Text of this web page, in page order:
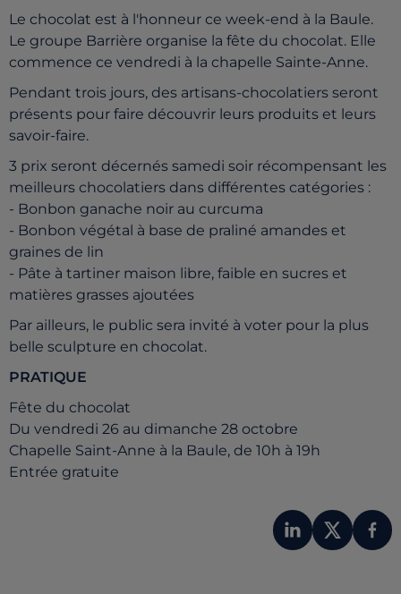
Le chocolat est à l'honneur ce week-end à la Baule.
Le groupe Barrière organise la fête du chocolat. Elle
commence ce vendredi à la chapelle Sainte-Anne.
Pendant trois jours, des artisans-chocolatiers seront
présents pour faire découvrir leurs produits et leurs
savoir-faire.
3 prix seront décernés samedi soir récompensant les
meilleurs chocolatiers dans différentes catégories :
- Bonbon ganache noir au curcuma
- Bonbon végétal à base de praliné amandes et
graines de lin
- Pâte à tartiner maison libre, faible en sucres et
matières grasses ajoutées
Par ailleurs, le public sera invité à voter pour la plus
belle sculpture en chocolat.
PRATIQUE
Fête du chocolat
Du vendredi 26 au dimanche 28 octobre
Chapelle Saint-Anne à la Baule, de 10h à 19h
Entrée gratuite